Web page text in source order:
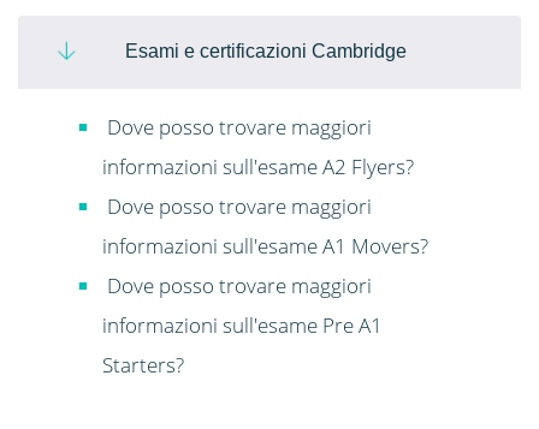
Esami e certificazioni Cambridge
Dove posso trovare maggiori
informazioni sull'esame A2 Flyers?
Dove posso trovare maggiori
informazioni sull'esame A1 Movers?
Dove posso trovare maggiori
informazioni sull'esame Pre A1
Starters?